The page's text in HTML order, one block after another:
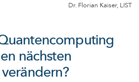
Dr. Florian Kaiser, LIST
nächsten